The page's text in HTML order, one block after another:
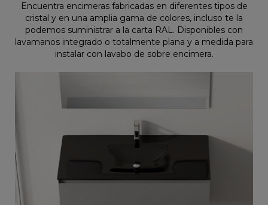
Encuentra encimeras fabricadas en diferentes tipos de
cristal y en una amplia gama de colores, incluso te la
podemos suministrar a la carta RAL. Disponibles con
lavamanos integrado o totalmente plana y a medida para
instalar con lavabo de sobre encimera.